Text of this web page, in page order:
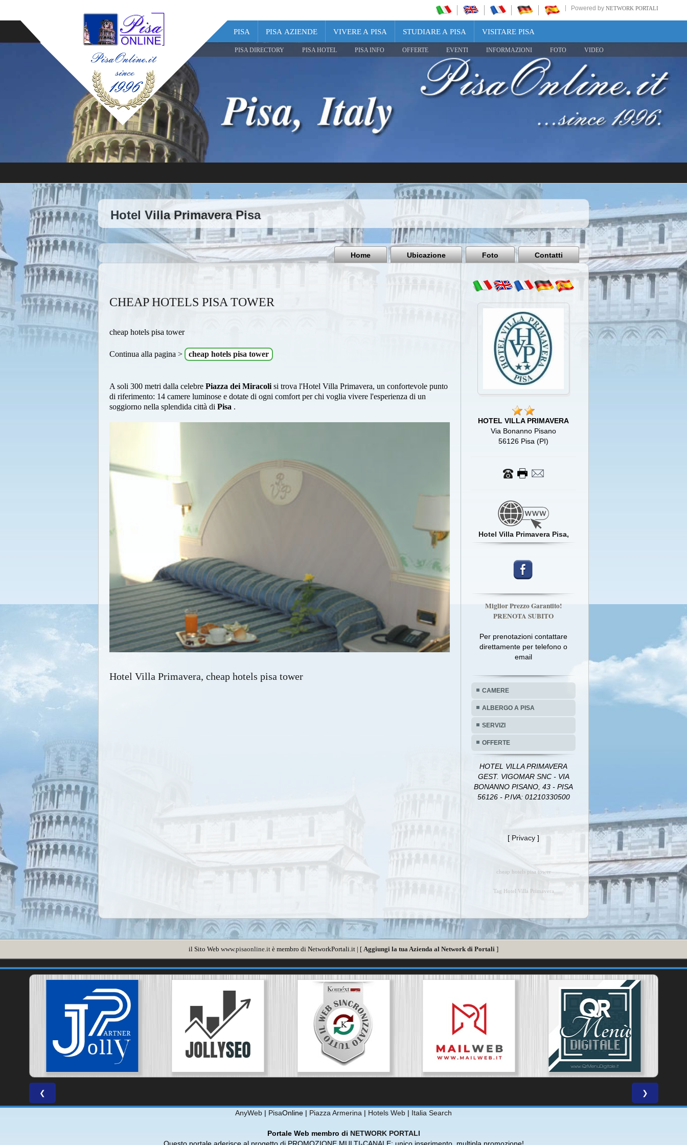
Powered by NETWORK PORTALI
PISA PISA AZIENDE VIVERE A PISA STUDIARE A PISA VISITARE PISA
PISA DIRECTORY PISA HOTEL PISA INFO OFFERTE EVENTI INFORMAZIONI FOTO VIDEO
Share
Pisa
Italy
Hotel Villa Primavera Pisa
Home Ubicazione Foto Contatti
CHEAP HOTELS PISA TOWER
cheap hotels pisa tower
Continua alla pagina > cheap hotels pisa tower
A soli 300 metri dalla celebre Piazza dei Miracoli si trova l'Hotel Villa Primavera, un confortevole punto
di riferimento: 14 camere luminose e dotate di ogni comfort per chi voglia vivere l'esperienza di un
soggiorno nella splendida città di Pisa .
Hotel Villa Primavera, cheap hotels pisa tower
HOTEL VILLA PRIMAVERA
Via Bonanno Pisano
56126 Pisa (PI)
Hotel Villa Primavera Pisa,
Miglior Prezzo Garantito!
PRENOTA SUBITO
Per prenotazioni contattare
direttamente per telefono o
email
CAMERE
ALBERGO A PISA
SERVIZI
OFFERTE
HOTEL VILLA PRIMAVERA
GEST. VIGOMAR SNC - VIA
BONANNO PISANO, 43 - PISA
56126 - P.IVA: 01210330500
[ Privacy ]
cheap hotels pisa tower
Tag Hotel Villa Primavera
il Sito Web www.pisaonline.it è membro di NetworkPortali.it | [ Aggiungi la tua Azienda al Network di Portali ]
❮ ❯
AnyWeb | PisaOnline | Piazza Armerina | Hotels Web | Italia Search
Portale Web membro di NETWORK PORTALI